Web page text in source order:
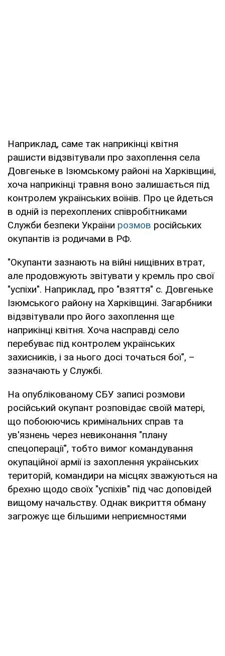
Наприклад, саме так наприкінці квітня
рашисти відзвітували про захоплення села
Довгеньке в Ізюмському районі на Харківщині,
хоча наприкінці травня воно залишається під
контролем українських воїнів. Про це йдеться
в одній із перехоплених співробітниками
Служби безпеки України розмов російських
окупантів із родичами в РФ.
"Окупанти зазнають на війні нищівних втрат,
але продовжують звітувати у кремль про свої
"успіхи". Наприклад, про "взяття" с. Довгеньке
Ізюмського району на Харківщині. Загарбники
відзвітували про його захоплення ще
наприкінці квітня. Хоча насправді село
перебуває під контролем українських
захисників, і за нього досі точаться бої", –
зазначають у Службі.
На опублікованому СБУ записі розмови
російський окупант розповідає своїй матері,
що побоюючись кримінальних справ та
ув'язнень через невиконання "плану
спецоперації", тобто вимог командування
окупаційної армії із захоплення українських
територій, командири на місцях зважуються на
брехню щодо своїх "успіхів" під час доповідей
вищому начальству. Однак викриття обману
загрожує ще більшими неприємностями